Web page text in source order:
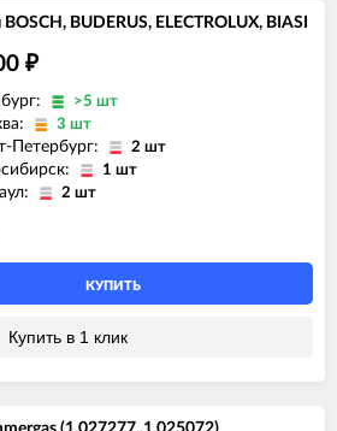
BUDERUS, ELECTROLUX, BIASI
₽
>5 шт
3 шт
Петербург: 2 шт
1 шт
2 шт
КУПИТЬ
Купить в 1 клик